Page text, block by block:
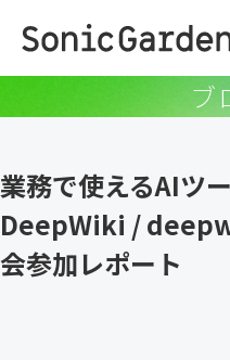
ブ
業務で使えるAIツ
DeepWiki /
会参加レポート